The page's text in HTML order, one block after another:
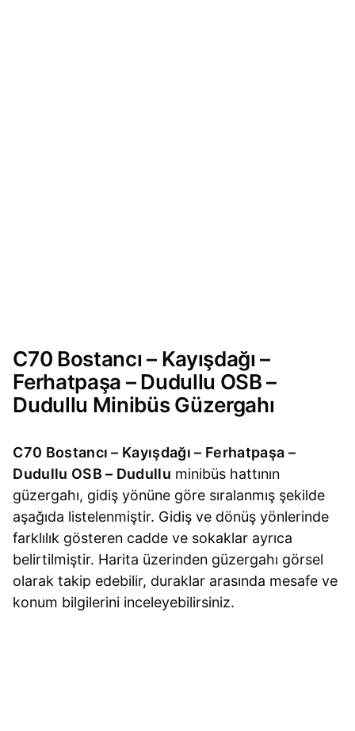
C70 Bostancı – Kayışdağı –
Ferhatpaşa – Dudullu OSB –
Dudullu Minibüs Güzergahı
C70 Bostancı – Kayışdağı – Ferhatpaşa –
Dudullu OSB – Dudullu minibüs hattının
güzergahı, gidiş yönüne göre sıralanmış şekilde
aşağıda listelenmiştir. Gidiş ve dönüş yönlerinde
farklılık gösteren cadde ve sokaklar ayrıca
belirtilmiştir. Harita üzerinden güzergahı görsel
olarak takip edebilir, duraklar arasında mesafe ve
konum bilgilerini inceleyebilirsiniz.